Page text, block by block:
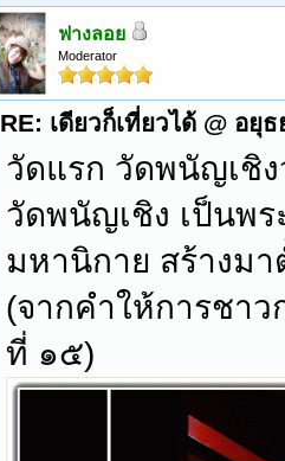
ฟางลอย
Moderator
RE: เดียวก็เที่ยวได้ @ อยุ
วัดแรก วัดพนัญเชิง
วัดพนัญเชิง เป็นพ
มหานิกาย สร้างมา
(จากคำให้การชาว
ที่ ๑๕)